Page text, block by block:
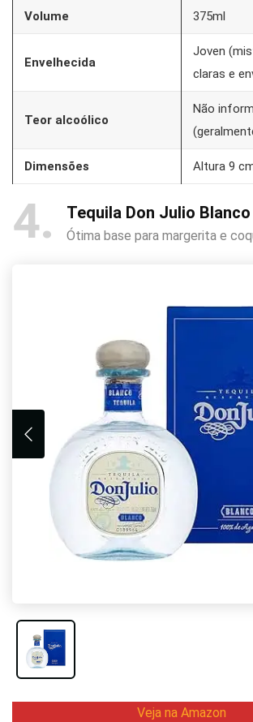
Volume 375ml
Envelhecida
Joven
claras e
Teor alcoólico
Não
Dimensões Altura 9
4 Tequila Don Julio Blanco
Ótima base para margerita e
Veja na Amazon